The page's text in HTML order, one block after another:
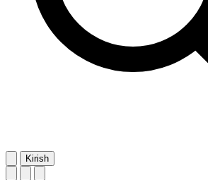
Kirish